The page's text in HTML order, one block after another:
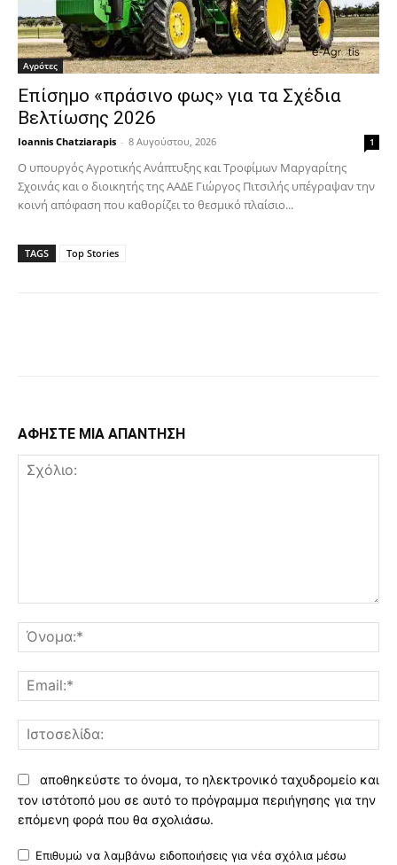
Αγρότες
Επίσημο «πράσινο φως» για τα Σχέδια
Βελτίωσης 2026
Ioannis Chatziarapis - 8 Αυγούστου, 2026 1
Ο υπουργός Αγροτικής Ανάπτυξης και Τροφίμων Μαργαρίτης
Σχοινάς και ο διοικητής της ΑΑΔΕ Γιώργος Πιτσιλής υπέγραψαν την
κοινή απόφαση που καθορίζει το θεσμικό πλαίσιο...
TAGS Top Stories
ΑΦΗΣΤΕ ΜΙΑ ΑΠΑΝΤΗΣΗ
αποθηκεύστε το όνομα, το ηλεκτρονικό ταχυδρομείο και
τον ιστότοπό μου σε αυτό το πρόγραμμα περιήγησης για την
επόμενη φορά που θα σχολιάσω.
Επιθυμώ να λαμβάνω ειδοποιήσεις για νέα σχόλια μέσω